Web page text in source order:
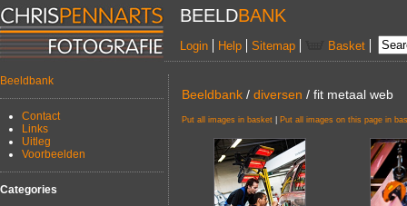
BEELDBANK
Login Help Sitemap Basket
Beeldbank
Contact
Links
Uitleg
Voorbeelden
Categories
Beeldbank / diversen / fit metaal web
Put all images in basket Put all images on this page in